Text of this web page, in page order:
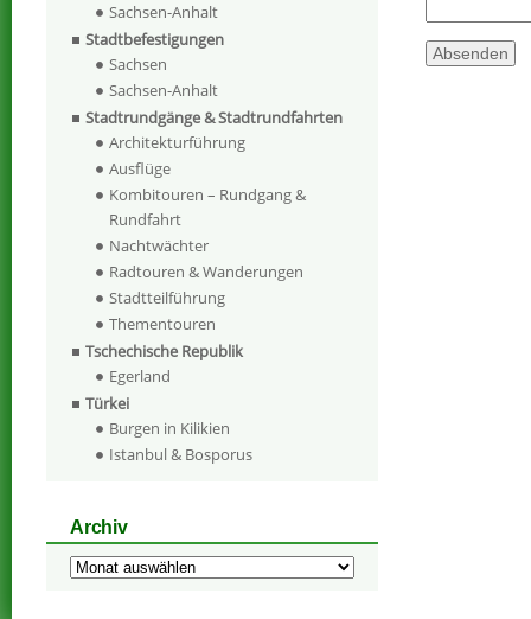
Sachsen-Anhalt
Stadtbefestigungen
Sachsen
Sachsen-Anhalt
Stadtrundgänge & Stadtrundfahrten
Architekturführung
Ausflüge
Kombitouren – Rundgang &
Rundfahrt
Nachtwächter
Radtouren & Wanderungen
Stadtteilführung
Thementouren
Tschechische Republik
Egerland
Türkei
Burgen in Kilikien
Istanbul & Bosporus
Archiv
Archiv